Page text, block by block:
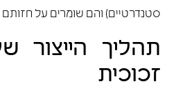
סטנדרטיים) והם שומרים על
תהליך הייצור
זכוכית